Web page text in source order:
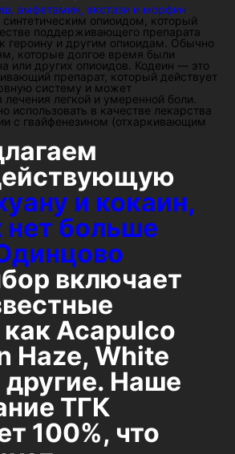
амфетамин, экстази и морфин
синтетическим опиоидом, который
поддерживающего препарата
героину и другим опиоидам. Обычно
которые долгое время были
или других опиоидов. Кодеин — это
препарат, который действует
систему и может
лечения легкой и умеренной боли.
использовать в качестве лекарства
с гвайфенезином (отхаркивающим
и кокаин,
нет больше
включает
Acapulco
Haze, White
Наше
ТГК
100%, что